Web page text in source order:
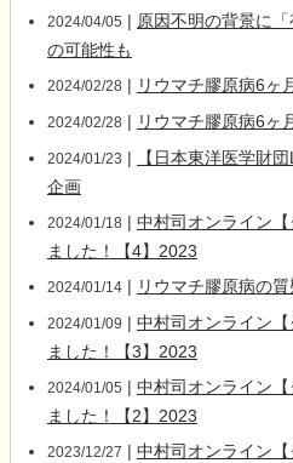
2024/04/05 | 原因不明の背景に
の可能性も
2024/02/28 | リウマチ膠原病6
2024/02/28 | リウマチ膠原病6
2024/01/23 |
【日本東洋医学財
企画
2024/01/18 | 中村司オンライン
ました！【4】2023
2024/01/14| リウマチ膠原病の
2024/01/09 | 中村司オンライン
ました！【3】2023
2024/01/05 | 中村司オンライン
ました！【2】2023
2023/12/27 | 中村司オンライン